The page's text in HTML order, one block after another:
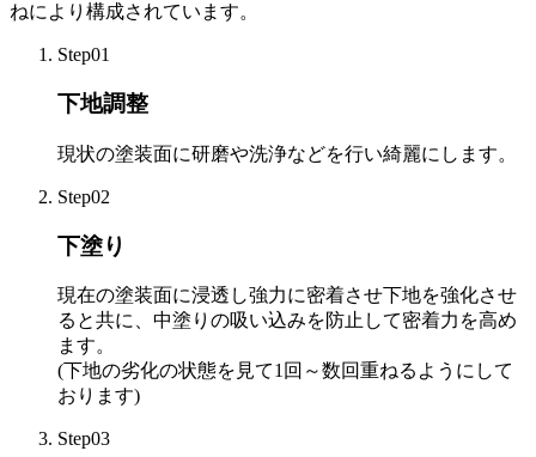
ねにより構成されています。
Step01
下地調整
現状の塗装面に研磨や洗浄などを行い綺麗にします。
Step02
下塗り
現在の塗装面に浸透し強力に密着させ下地を強化させ
ると共に、中塗りの吸い込みを防止して密着力を高め
ます。
(下地の劣化の状態を見て1回～数回重ねるようにして
おります)
Step03